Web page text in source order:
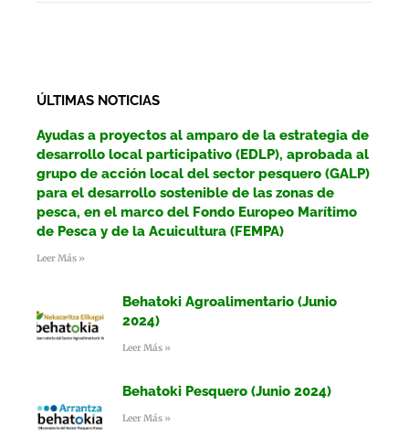
ÚLTIMAS NOTICIAS
Ayudas a proyectos al amparo de la estrategia de
desarrollo local participativo (EDLP), aprobada al
grupo de acción local del sector pesquero (GALP)
para el desarrollo sostenible de las zonas de
pesca, en el marco del Fondo Europeo Marítimo
de Pesca y de la Acuicultura (FEMPA)
Leer Más »
Behatoki Agroalimentario (Junio
2024)
Leer Más »
Behatoki Pesquero (Junio 2024)
Leer Más »